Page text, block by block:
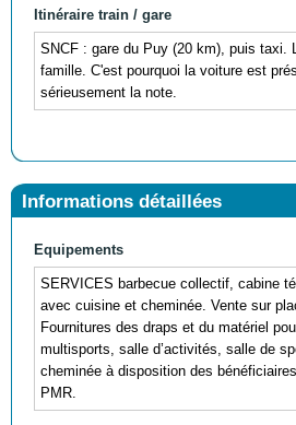
Itinéraire train / gare
SNCF : gare du Puy (20 km), puis taxi.
famille. C'est pourquoi la voiture est
sérieusement la note.
Informations détaillées
Equipements
SERVICES barbecue collectif, cabine
avec cuisine et cheminée. Vente sur
Fournitures des draps et du matériel
multisports, salle d’activités, salle de
cheminée à disposition des
PMR.